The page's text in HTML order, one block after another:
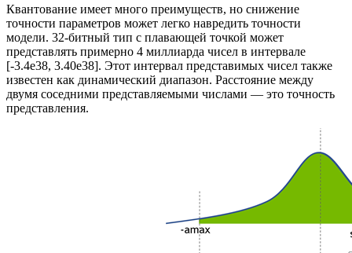
Квантование имеет много преимуществ, но снижение
точности параметров может легко навредить точности
модели. 32-битный тип с плавающей точкой может
представлять примерно 4 миллиарда чисел в интервале
[-3.4e38, 3.40e38]. Этот интервал представимых чисел также
известен как динамический диапазон. Расстояние между
двумя соседними представляемыми числами — это точность
представления.